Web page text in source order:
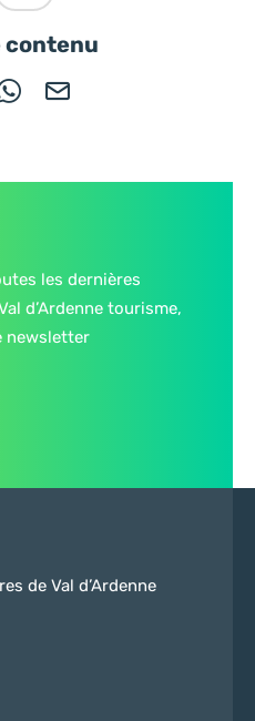
contenu
Facebook (nouvelle fenêtre)
sur X / Twitter (nouvelle
Partager sur WhatsApp
Partager par mail
les dernières
d’Ardenne tourisme,
newsletter
de Val d’Ardenne